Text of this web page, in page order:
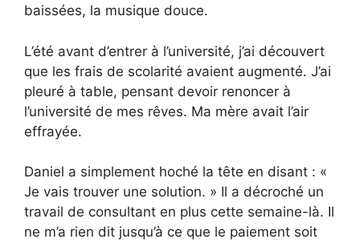
baissées, la musique douce.
L’été avant d’entrer à l’université, j’ai découvert
que les frais de scolarité avaient augmenté. J’ai
pleuré à table, pensant devoir renoncer à
l’université de mes rêves. Ma mère avait l’air
effrayée.
Daniel a simplement hoché la tête en disant : «
Je vais trouver une solution. » Il a décroché un
travail de consultant en plus cette semaine-là. Il
ne m’a rien dit jusqu’à ce que le paiement soit